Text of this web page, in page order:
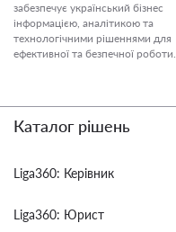
забезпечує український бізнес
інформацією, аналітикою та
технологічними рішеннями для
ефективної та безпечної роботи.
Каталог рішень
Liga360: Керівник
Liga360: Юрист